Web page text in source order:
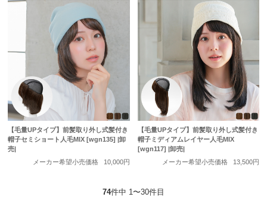
【毛量UPタイプ】前髪取り外し式髪付き
帽子セミショート人毛MIX [wgn135] |卸
売|
メーカー希望小売価格
10,000円
【毛量UPタイプ】前髪取り外し式髪付き
帽子ミディアムレイヤー人毛MIX
[wgn117] |卸売|
メーカー希望小売価格
13,500円
74件中 1〜30件目